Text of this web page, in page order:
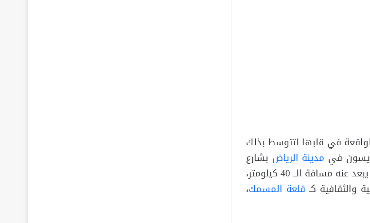
في قلبها لتتوسط بذلك
في مدينة الرياض بشارع
الملك عبد العزيز، بالقرب من مطار الملك خالد الدولي حيث يبعد عنه مسافة الــ 40 كيلومتر،
والثقافية كـ قلعة المسمك،